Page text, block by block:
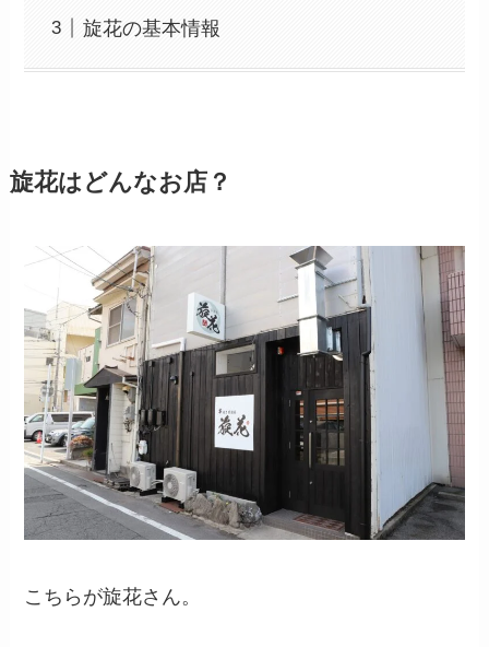
旋花の基本情報
旋花はどんなお店？
こちらが旋花さん。